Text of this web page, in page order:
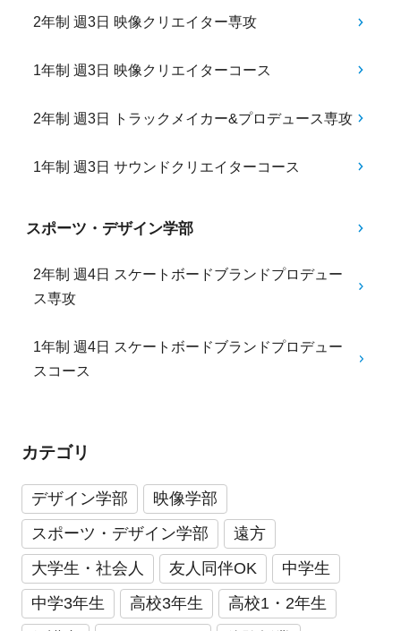
2年制 週3日 映像クリエイター専攻
1年制 週3日 映像クリエイターコース
2年制 週3日 トラックメイカー&プロデュース専攻
1年制 週3日 サウンドクリエイターコース
スポーツ・デザイン学部
2年制 週4日 スケートボードブランドプロデュー
ス専攻
1年制 週4日 スケートボードブランドプロデュー
スコース
カテゴリ
デザイン学部
映像学部
スポーツ・デザイン学部
遠方
大学生・社会人
友人同伴OK
中学生
中学3年生
高校3年生
高校1・2年生